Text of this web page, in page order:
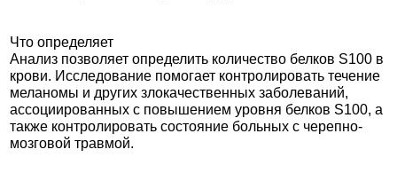
Что определяет
Анализ позволяет определить количество белков S100 в
крови. Исследование помогает контролировать течение
меланомы и других злокачественных заболеваний,
ассоциированных с повышением уровня белков S100, а
также контролировать состояние больных с черепно-
мозговой травмой.